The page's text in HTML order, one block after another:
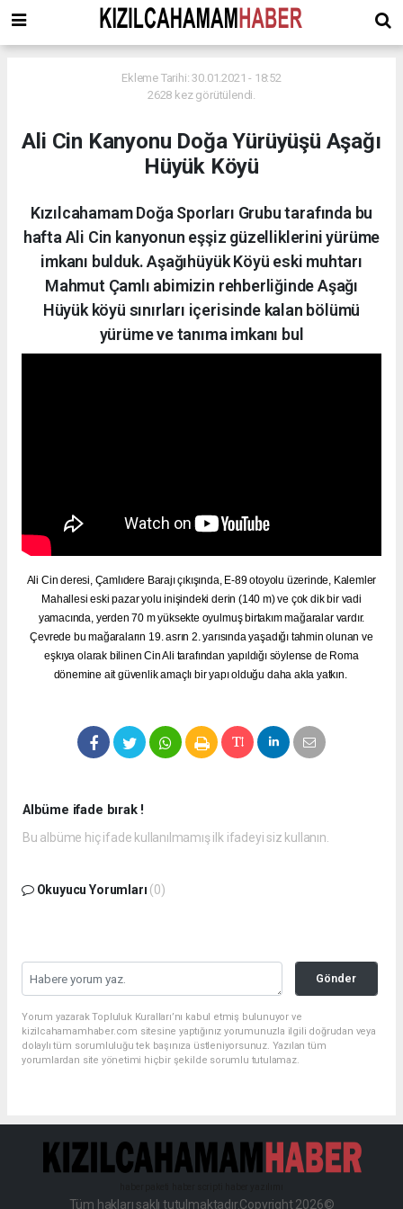
Ekleme Tarihi: 30.01.2021 - 18:52
2628 kez görütülendi.
Ali Cin Kanyonu Doğa Yürüyüşü Aşağı
Hüyük Köyü
Kızılcahamam Doğa Sporları Grubu tarafında bu
hafta Ali Cin kanyonun eşşiz güzelliklerini yürüme
imkanı bulduk. Aşağıhüyük Köyü eski muhtarı
Mahmut Çamlı abimizin rehberliğinde Aşağı
Hüyük köyü sınırları içerisinde kalan bölümü
yürüme ve tanıma imkanı bul
Ali Cin deresi, Çamlıdere Barajı çıkışında, E-89 otoyolu üzerinde, Kalemler
Mahallesi eski pazar yolu inişindeki derin (140 m) ve çok dik bir vadi
yamacında, yerden 70 m yüksekte oyulmuş birtakım mağaralar vardır.
Çevrede bu mağaraların 19. asrın 2. yarısında yaşadığı tahmin olunan ve
eşkıya olarak bilinen Cin Ali tarafından yapıldığı söylense de Roma
dönemine ait güvenlik amaçlı bir yapı olduğu daha akla yatkın.
Albüme ifade bırak !
Bu albüme hiç ifade kullanılmamış ilk ifadeyi siz kullanın.
Okuyucu Yorumları (0)
Gönder
Yorum yazarak Topluluk Kuralları’nı kabul etmiş bulunuyor ve
kizilcahamamhaber.com sitesine yaptığınız yorumunuzla ilgili doğrudan veya
dolaylı tüm sorumluluğu tek başınıza üstleniyorsunuz. Yazılan tüm
yorumlardan site yönetimi hiçbir şekilde sorumlu tutulamaz.
Tüm hakları saklı tutulmaktadır.Copyright 2026©